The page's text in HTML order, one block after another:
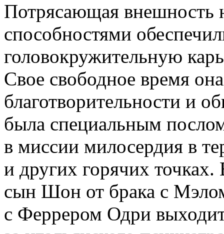
Потрясающая внешность
способностями
головокружительную
Свое свободное время
благотворительности и
была специальным
в миссии милосердия в
и других горячих
сын Шон от брака с
с Феррером Одри